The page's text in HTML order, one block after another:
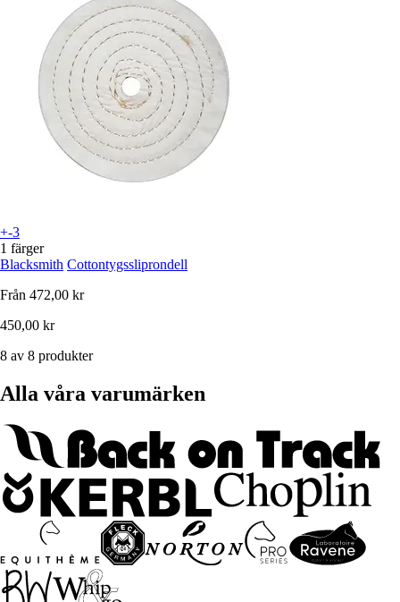
+-3
1 färger
Blacksmith Cottontygssliprondell
Från 472,00 kr
450,00 kr
8 av 8 produkter
Alla våra varumärken